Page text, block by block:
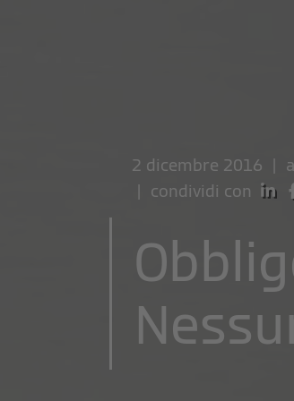
2 dicembre 2016 |
| condividi con